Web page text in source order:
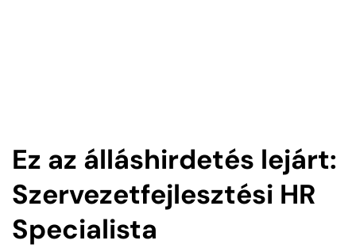
Ez az álláshirdetés lejárt:
Szervezetfejlesztési HR
Specialista